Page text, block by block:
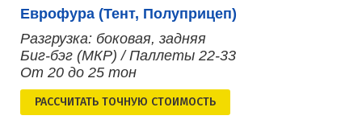
Еврофура (Тент, Полуприцеп)
Разгрузка: боковая, задняя
Биг-бэг (МКР) / Паллеты 22-33
От 20 до 25 тон
РАСCЧИТАТЬ ТОЧНУЮ СТОИМОСТЬ